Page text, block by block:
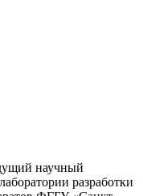
научный
разработки